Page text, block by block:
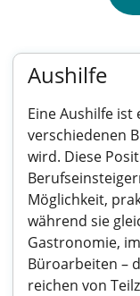
Aushilfe
Eine Aushilfe
verschiedenen
wird. Diese
Möglichkeit,
während sie
Gastronomie,
Büroarbeiten –
reichen von